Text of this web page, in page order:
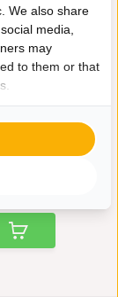
|
30 cm
en gemaak...
We also share
media,
may
to them or that